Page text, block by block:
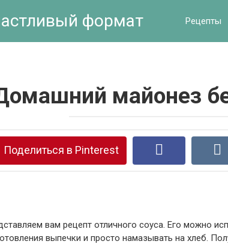
формат Рецепты
майонез
Поделиться в Pinterest
вам рецепт отличного соуса. Его можно
выпечки и просто намазывать на хлеб.